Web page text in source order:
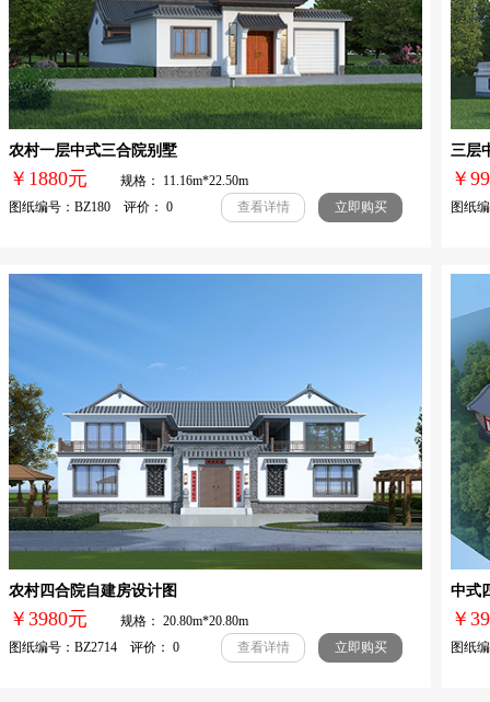
农村一层中式三合院别墅
￥1880元
规格： 11.16m*22.50m
图纸编号：BZ180 评价： 0
查看详情 立即购买
三层
￥
图纸编
农村四合院自建房设计图
￥3980元
规格： 20.80m*20.80m
图纸编号：BZ2714 评价： 0
查看详情 立即购买
中式
￥
图纸编